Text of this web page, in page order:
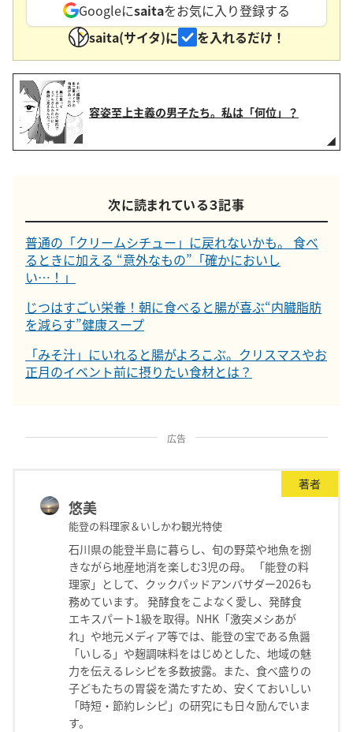
Googleにsaitaをお気に入り登録する
saita(サイタ)に
を入れるだけ！
容姿至上主義の男子たち。私は「何位」？
次に読まれている３記事
普通の「クリームシチュー」に戻れないかも。 食べ
るときに加える “意外なもの”「確かにおいし
い…！」
じつはすごい栄養！朝に食べると腸が喜ぶ“内臓脂肪
を減らす”健康スープ
「みそ汁」にいれると腸がよろこぶ。クリスマスやお
正月のイベント前に摂りたい食材とは？
広告
著者
悠美
能登の料理家＆いしかわ観光特使
石川県の能登半島に暮らし、旬の野菜や地魚を捌
きながら地産地消を楽しむ3児の母。 「能登の料
理家」として、クックパッドアンバサダー2026も
務めています。 発酵食をこよなく愛し、発酵食
エキスパート1級を取得。NHK「激突メシあが
れ」や地元メディア等では、能登の宝である魚醤
「いしる」や麹調味料をはじめとした、地域の魅
力を伝えるレシピを多数披露。また、食べ盛りの
子どもたちの胃袋を満たすため、安くておいしい
「時短・節約レシピ」の研究にも日々励んでいま
す。